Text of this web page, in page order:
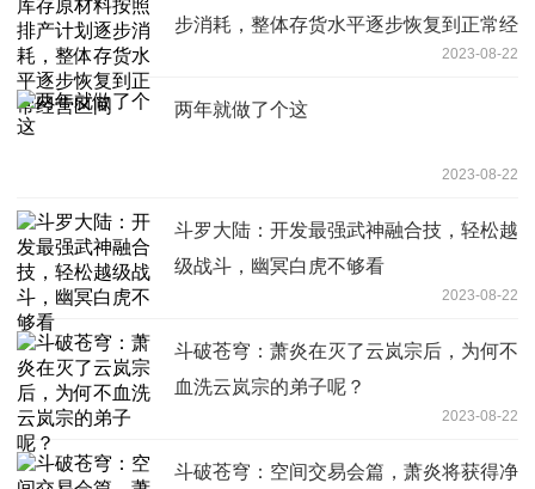
步消耗，整体存货水平逐步恢复到正常经
2023-08-22
两年就做了个这
2023-08-22
斗罗大陆：开发最强武神融合技，轻松越
级战斗，幽冥白虎不够看
2023-08-22
斗破苍穹：萧炎在灭了云岚宗后，为何不
血洗云岚宗的弟子呢？
2023-08-22
斗破苍穹：空间交易会篇，萧炎将获得净